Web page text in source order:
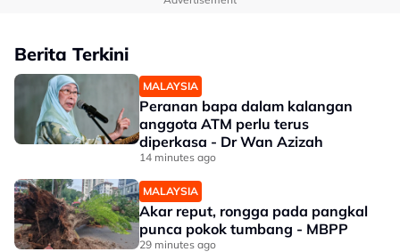
Berita Terkini
MALAYSIA
Peranan bapa dalam kalangan
anggota ATM perlu terus
diperkasa - Dr Wan Azizah
14 minutes ago
MALAYSIA
Akar reput, rongga pada pangkal
punca pokok tumbang - MBPP
29 minutes ago